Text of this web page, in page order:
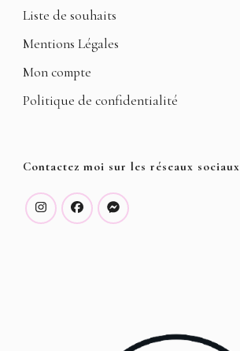
Liste de souhaits
Mentions Légales
Mon compte
Politique de confidentialité
Contactez moi sur les réseaux sociaux